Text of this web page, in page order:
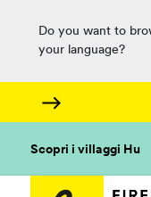
Do you want to
your language?
Scopri i villaggi Hu